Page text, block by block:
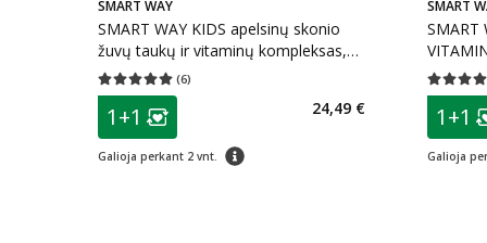
SMART WAY
SMART WAY KIDS apelsinų skonio
žuvų taukų ir vitaminų kompleksas,
60 guminukų
(6)
Vidutinis įvertinimas 5.00
patarimas
Lojalumo klubo narių nuolaida:
1+1
Galioja perkant 2 vnt. patarimas
24,49 €
SMART
SMART
skonio,
Vidutinis
1+1
Galioja